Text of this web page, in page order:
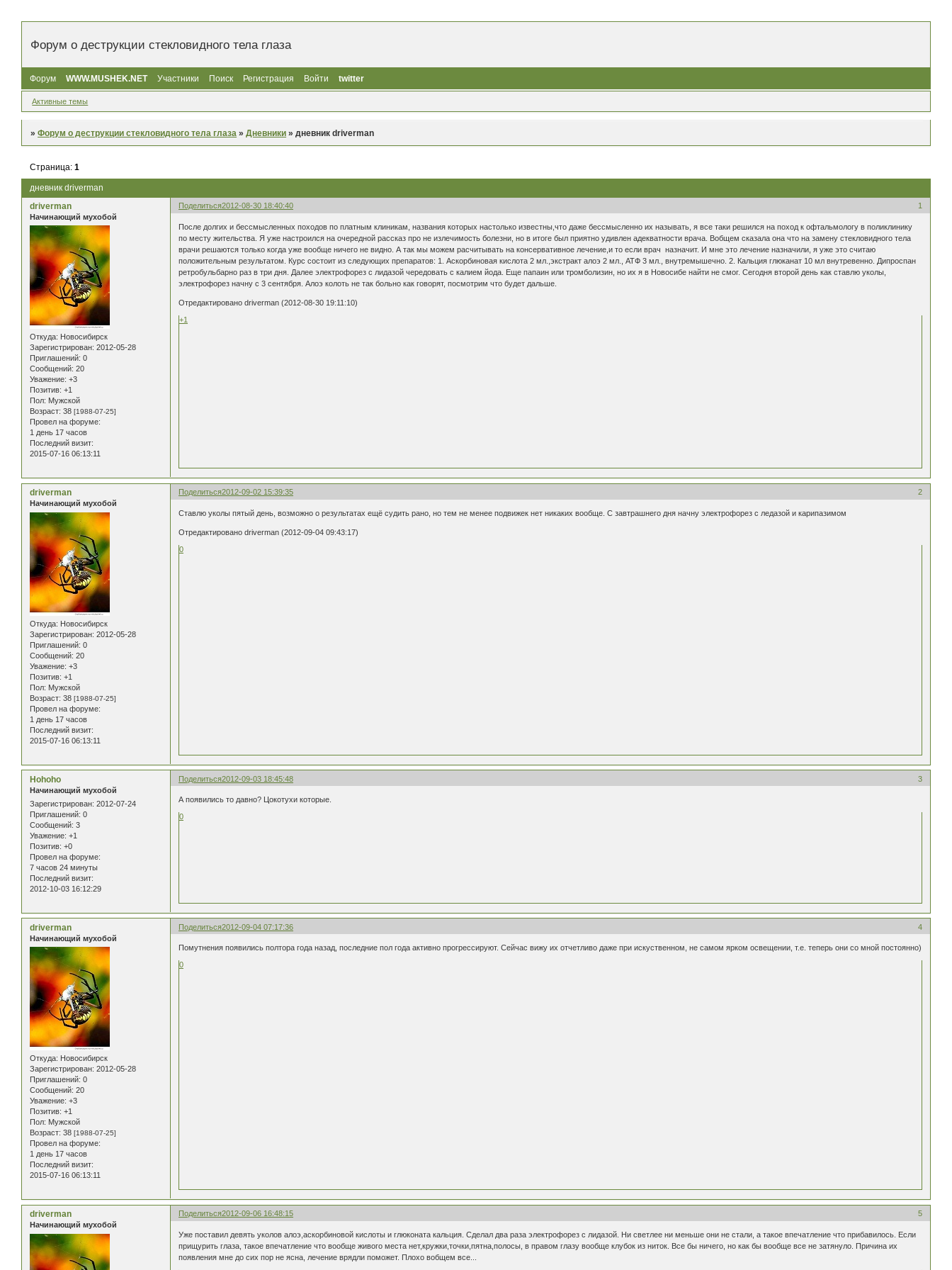
Форум о деструкции стекловидного тела глаза
Форум WWW.MUSHEK.NET Участники Поиск Регистрация Войти twitter
Активные темы
»Форум о деструкции стекловидного тела глаза »Дневники »дневник driverman
дневник driverman
Страница:1
Поделиться 1
2012-08-30 18:40:40
driverman
Начинающий мухобой
Откуда: Новосибирск
Зарегистрирован: 2012-05-28
Приглашений: 0
Сообщений: 20
Уважение: +3
Позитив: +1
Пол: Мужской
Возраст: 38 [1988-07-25]
Провел на форуме:
1 день 17 часов
Последний визит:
2015-07-16 06:13:11
После долгих и бессмысленных походов по платным клиникам, названия которых настолько известны,что даже бессмысленно их называть, я все таки решился на поход к офтальмологу в поликлинику
по месту жительства. Я уже настроился на очередной рассказ про не излечимость болезни, но в итоге был приятно удивлен адекватности врача. Вобщем сказала она что на замену стекловидного тела
врачи решаются только когда уже вообще ничего не видно. А так мы можем расчитывать на консервативное лечение,и то если врач назначит. И мне это лечение назначили, я уже это считаю
положительным результатом. Курс состоит из следующих препаратов: 1. Аскорбиновая кислота 2 мл.,экстракт алоэ 2 мл., АТФ 3 мл., внутремышечно. 2. Кальция глюканат 10 мл внутревенно. Дипроспан
ретробульбарно раз в три дня. Далее электрофорез с лидазой чередовать с калием йода. Еще папаин или тромболизин, но их я в Новосибе найти не смог. Сегодня второй день как ставлю уколы,
электрофорез начну с 3 сентября. Алоэ колоть не так больно как говорят, посмотрим что будет дальше.
Отредактировано driverman (2012-08-30 19:11:10)
+1
Поделиться 2
2012-09-02 15:39:35
driverman
Начинающий мухобой
Откуда: Новосибирск
Зарегистрирован: 2012-05-28
Приглашений: 0
Сообщений: 20
Уважение: +3
Позитив: +1
Пол: Мужской
Возраст: 38 [1988-07-25]
Провел на форуме:
1 день 17 часов
Последний визит:
2015-07-16 06:13:11
Ставлю уколы пятый день, возможно о результатах ещё судить рано, но тем не менее подвижек нет никаких вообще. С завтрашнего дня начну электрофорез с ледазой и карипазимом
Отредактировано driverman (2012-09-04 09:43:17)
0
Поделиться 3
2012-09-03 18:45:48
Hohoho
Начинающий мухобой
Зарегистрирован: 2012-07-24
Приглашений: 0
Сообщений: 3
Уважение: +1
Позитив: +0
Провел на форуме:
7 часов 24 минуты
Последний визит:
2012-10-03 16:12:29
А появились то давно? Цокотухи которые.
0
Поделиться 4
2012-09-04 07:17:36
driverman
Начинающий мухобой
Откуда: Новосибирск
Зарегистрирован: 2012-05-28
Приглашений: 0
Сообщений: 20
Уважение: +3
Позитив: +1
Пол: Мужской
Возраст: 38 [1988-07-25]
Провел на форуме:
1 день 17 часов
Последний визит:
2015-07-16 06:13:11
Помутнения появились полтора года назад, последние пол года активно прогрессируют. Сейчас вижу их отчетливо даже при искуственном, не самом ярком освещении, т.е. теперь они со мной постоянно)
0
Поделиться 5
2012-09-06 16:48:15
driverman
Начинающий мухобой
Уже поставил девять уколов алоэ,аскорбиновой кислоты и глюконата кальция. Сделал два раза электрофорез с лидазой. Ни светлее ни меньше они не стали, а такое впечатление что прибавилось. Если
прищурить глаза, такое впечатление что вообще живого места нет,кружки,точки,пятна,полосы, в правом глазу вообще клубок из ниток. Все бы ничего, но как бы вообще все не затянуло. Причина их
появления мне до сих пор не ясна, лечение врядли поможет. Плохо вобщем все...